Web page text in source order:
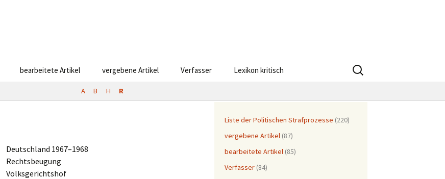
bearbeitete Artikel vergebene Artikel Verfasser Lexikon kritisch
Suchen
nach:
A B H R
Deutsch­land 1967–1968
Rechtsbeugung
Volksgerichtshof
Liste der Politischen Strafprozesse (220)
vergebene Artikel (87)
bearbeitete Artikel (85)
Verfasser (84)